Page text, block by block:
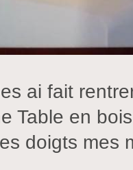
ai fait
Table en
doigts mes